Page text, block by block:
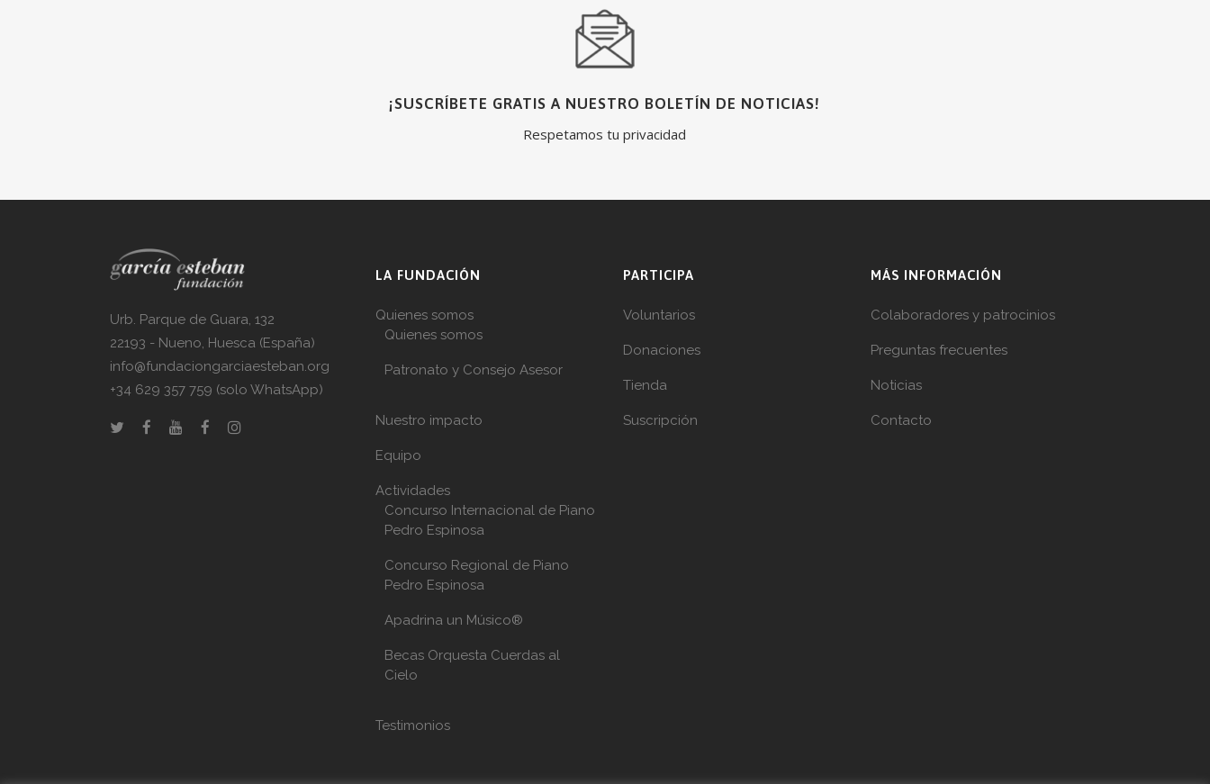
¡SUSCRÍBETE GRATIS A NUESTRO BOLETÍN DE NOTICIAS!
Respetamos tu privacidad
Urb. Parque de Guara, 132
22193 - Nueno, Huesca (España)
info@fundaciongarciaesteban.org
+34 629 357 759 (solo WhatsApp)
LA FUNDACIÓN
Quienes somos
Quienes somos
Patronato y Consejo Asesor
Nuestro impacto
Equipo
Actividades
Concurso Internacional de Piano
Pedro Espinosa
Concurso Regional de Piano
Pedro Espinosa
Apadrina un Músico®
Becas Orquesta Cuerdas al
Cielo
Testimonios
PARTICIPA
Voluntarios
Donaciones
Tienda
Suscripción
MÁS INFORMACIÓN
Colaboradores y patrocinios
Preguntas frecuentes
Noticias
Contacto